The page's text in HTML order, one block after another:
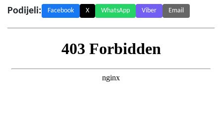
Podijeli: Facebook X WhatsApp Viber Email